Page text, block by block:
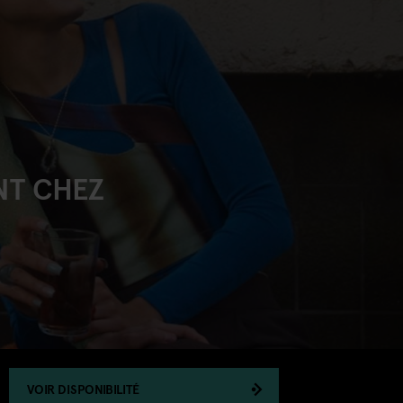
CHEZ
VOIR DISPONIBILITÉ